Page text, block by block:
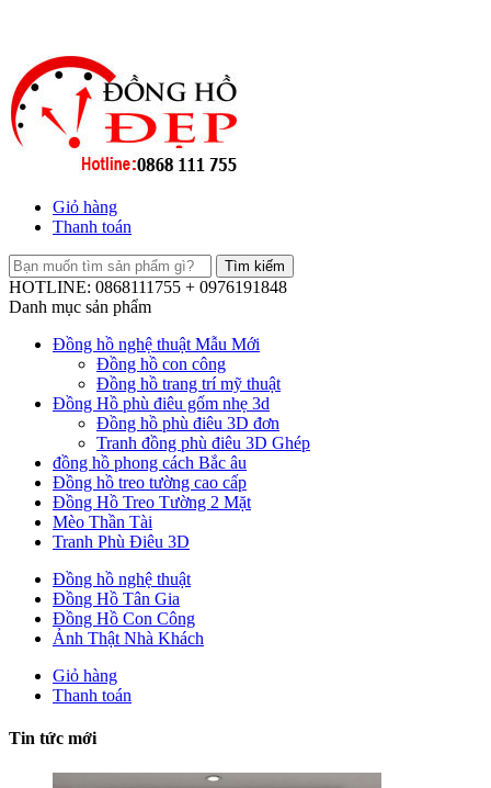
Giỏ hàng
Thanh toán
HOTLINE: 0868111755 + 0976191848
Danh mục sản phẩm
Đồng hồ nghệ thuật Mẫu Mới
Đồng hồ con công
Đồng hồ trang trí mỹ thuật
Đồng Hồ phù điêu gốm nhẹ 3d
Đồng hồ phù điêu 3D đơn
Tranh đồng phù điêu 3D Ghép
đồng hồ phong cách Bắc âu
Đồng hồ treo tường cao cấp
Đồng Hồ Treo Tường 2 Mặt
Mèo Thần Tài
Tranh Phù Điêu 3D
Đồng hồ nghệ thuật
Đồng Hồ Tân Gia
Đồng Hồ Con Công
Ảnh Thật Nhà Khách
Giỏ hàng
Thanh toán
Tin tức mới